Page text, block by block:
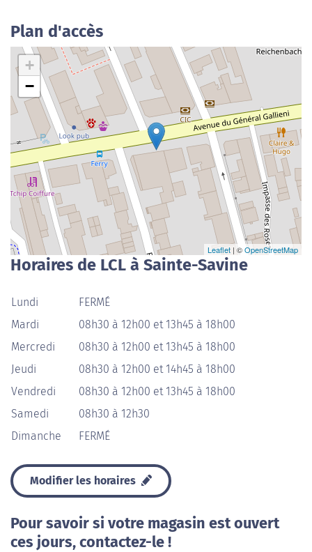
Plan d'accès
+
−
Leaflet | ©OpenStreetMap
Horaires de LCL à Sainte-Savine
Lundi
FERMÉ
Mardi
08h30 à 12h00 et 13h45 à 18h00
Mercredi
08h30 à 12h00 et 13h45 à 18h00
Jeudi
08h30 à 12h00 et 14h45 à 18h00
Vendredi
08h30 à 12h00 et 13h45 à 18h00
Samedi
08h30 à 12h30
Dimanche
FERMÉ
Modifier les horaires
Pour savoir si votre magasin est ouvert
ces jours, contactez-le !